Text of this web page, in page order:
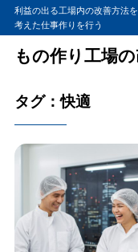
利益の出る工場内の改善方法
考えた仕事作りを行う
もの作り工場
タグ：快適